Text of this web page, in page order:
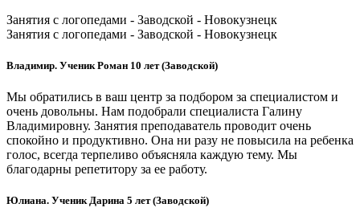
Занятия с логопедами - Заводской - Новокузнецк
Занятия с логопедами - Заводской - Новокузнецк
Владимир. Ученик Роман 10 лет (Заводской)
Мы обратились в ваш центр за подбором за специалистом и
очень довольны. Нам подобрали специалиста Галину
Владимировну. Занятия преподаватель проводит очень
спокойно и продуктивно. Она ни разу не повысила на ребенка
голос, всегда терпеливо объясняла каждую тему. Мы
благодарны репетитору за ее работу.
Юлиана. Ученик Дарина 5 лет (Заводской)